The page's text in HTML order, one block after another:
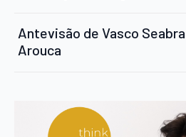
Antevisão de Vasco
Arouca